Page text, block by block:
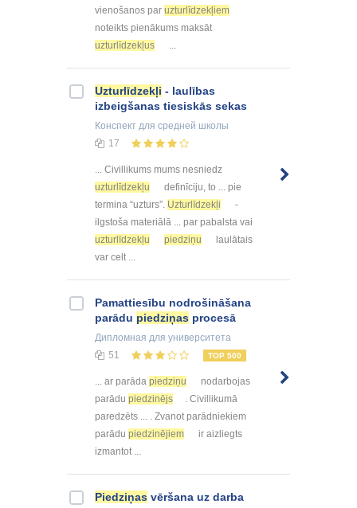
vienošanos par uzturlīdzekļiem
noteikts pienākums maksāt
uzturlīdzekļus
...
Uzturlīdzekļi - laulības
izbeigšanas tiesiskās sekas
Конспект для средней школы
17
... Civillikums mums nesniedz
uzturlīdzekļu
definīciju, to ... pie
termina “uzturs”. Uzturlīdzekļi
-
ilgstoša materiālā ... par pabalsta vai
uzturlīdzekļu
piedziņu
laulātais
var celt ...
Pamattiesību nodrošināšana
parādu piedziņas procesā
Дипломная для университета
51
TOP 500
... ar parāda piedziņu
nodarbojas
parādu piedzinējs
. Civillikumā
paredzēts ... . Zvanot parādniekiem
parādu piedzinējiem
ir aizliegts
izmantot ...
Piedziņas vēršana uz darba